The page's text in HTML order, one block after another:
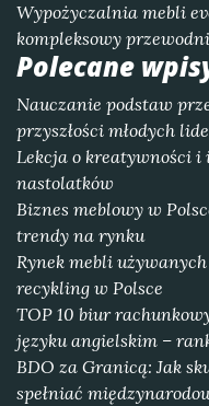
Wypożyczalnia mebli
kompleksowy
Polecane
Nauczanie podstaw
przyszłości młodych
Lekcja o kreatywności
nastolatków
Biznes meblowy w
trendy na rynku
Rynek mebli
recykling w Polsce
TOP 10 biur
języku angielskim –
BDO za Granicą: Jak
spełniać